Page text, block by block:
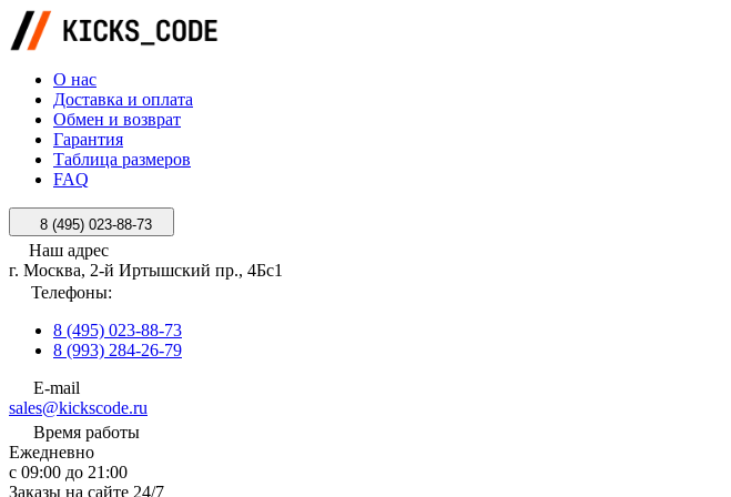
О нас
Доставка и оплата
Обмен и возврат
Гарантия
Таблица размеров
FAQ
8 (495) 023-88-73
Наш адрес
г. Москва, 2-й Иртышский пр., 4Бс1
Телефоны:
8 (495) 023-88-73
8 (993) 284-26-79
E-mail
sales@kickscode.ru
Время работы
Ежедневно
с 09:00 до 21:00
Заказы на сайте 24/7